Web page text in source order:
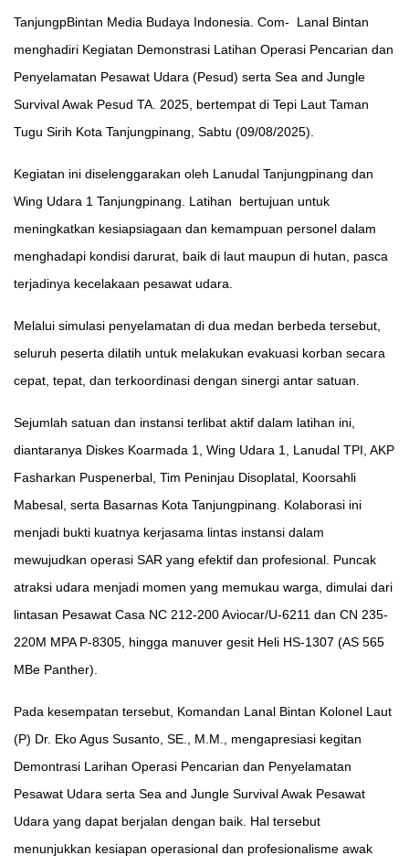
TanjungpBintan Media Budaya Indonesia. Com- Lanal Bintan
menghadiri Kegiatan Demonstrasi Latihan Operasi Pencarian dan
Penyelamatan Pesawat Udara (Pesud) serta Sea and Jungle
Survival Awak Pesud TA. 2025, bertempat di Tepi Laut Taman
Tugu Sirih Kota Tanjungpinang, Sabtu (09/08/2025).
Kegiatan ini diselenggarakan oleh Lanudal Tanjungpinang dan
Wing Udara 1 Tanjungpinang. Latihan bertujuan untuk
meningkatkan kesiapsiagaan dan kemampuan personel dalam
menghadapi kondisi darurat, baik di laut maupun di hutan, pasca
terjadinya kecelakaan pesawat udara.
Melalui simulasi penyelamatan di dua medan berbeda tersebut,
seluruh peserta dilatih untuk melakukan evakuasi korban secara
cepat, tepat, dan terkoordinasi dengan sinergi antar satuan.
Sejumlah satuan dan instansi terlibat aktif dalam latihan ini,
diantaranya Diskes Koarmada 1, Wing Udara 1, Lanudal TPI, AKP
Fasharkan Puspenerbal, Tim Peninjau Disoplatal, Koorsahli
Mabesal, serta Basarnas Kota Tanjungpinang. Kolaborasi ini
menjadi bukti kuatnya kerjasama lintas instansi dalam
mewujudkan operasi SAR yang efektif dan profesional. Puncak
atraksi udara menjadi momen yang memukau warga, dimulai dari
lintasan Pesawat Casa NC 212-200 Aviocar/U-6211 dan CN 235-
220M MPA P-8305, hingga manuver gesit Heli HS-1307 (AS 565
MBe Panther).
Pada kesempatan tersebut, Komandan Lanal Bintan Kolonel Laut
(P) Dr. Eko Agus Susanto, SE., M.M., mengapresiasi kegitan
Demontrasi Larihan Operasi Pencarian dan Penyelamatan
Pesawat Udara serta Sea and Jungle Survival Awak Pesawat
Udara yang dapat berjalan dengan baik. Hal tersebut
menunjukkan kesiapan operasional dan profesionalisme awak